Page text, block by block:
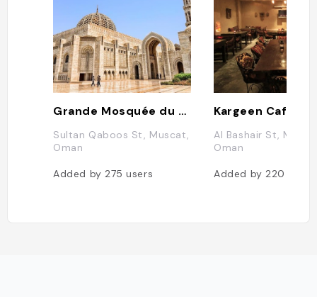
Grande Mosquée du Sultan Qaboos
Sultan Qaboos St, Muscat,
Oman
Added by275users
Kargeen Caffe
Al Bashair St,
Oman
Added by220